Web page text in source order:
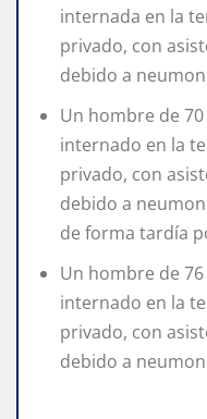
internada en la
privado, con
debido a
Un hombre de
internado en la
privado, con
debido a
de forma tardía
Un hombre de
internado en la
privado, con
debido a